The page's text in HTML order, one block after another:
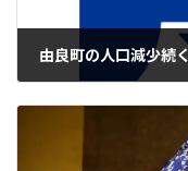
由良町の人口減少続く